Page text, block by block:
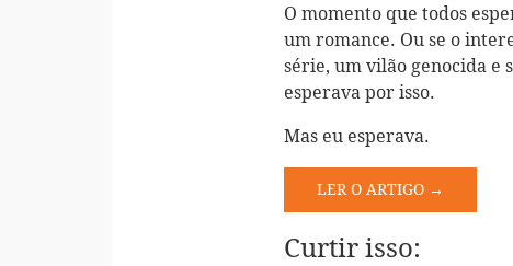
O momento que todos
um romance. Ou se o
série, um vilão genocida e
esperava por isso.
Mas eu esperava.
LER O ARTIGO →
Curtir isso: